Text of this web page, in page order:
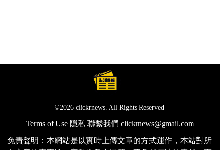
©2026 clickrnews. All Rights Reserved.
Terms of Use 隱私 聯繫我們 clickrnews@gmail.com
免責聲明：本網站是以實時上傳文章的方式運作，本站對所